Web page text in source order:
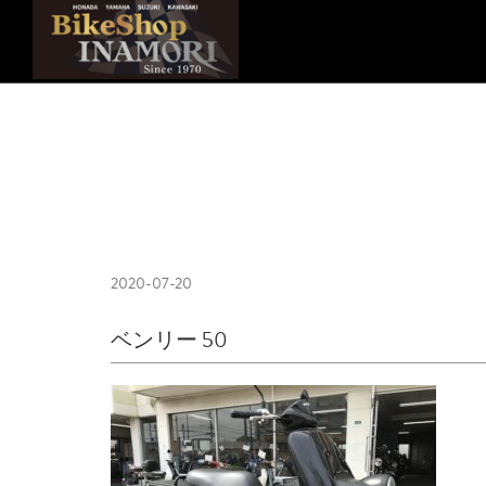
2020-07-20
ベンリー 50